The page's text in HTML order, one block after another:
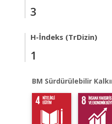
3
H-İndeks (TrDizin)
1
BM Sürdürülebilir